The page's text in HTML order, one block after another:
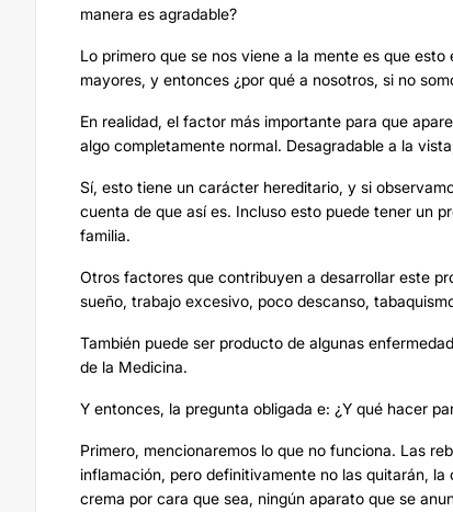
manera es agradable?
Lo primero que se nos viene a la mente es que
mayores, y entonces ¿por qué a nosotros, si no
En realidad, el factor más importante para que
algo completamente normal. Desagradable a la
Sí, esto tiene un carácter hereditario, y si
cuenta de que así es. Incluso esto puede tener un
familia.
Otros factores que contribuyen a desarrollar este
sueño, trabajo excesivo, poco descanso,
También puede ser producto de algunas
de la Medicina.
Y entonces, la pregunta obligada e: ¿Y qué hacer
Primero, mencionaremos lo que no funciona. Las
inflamación, pero definitivamente no las quitarán,
crema por cara que sea, ningún aparato que se